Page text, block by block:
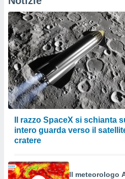
Il razzo SpaceX si schianta
intero guarda verso il
cratere
Il meteorologo